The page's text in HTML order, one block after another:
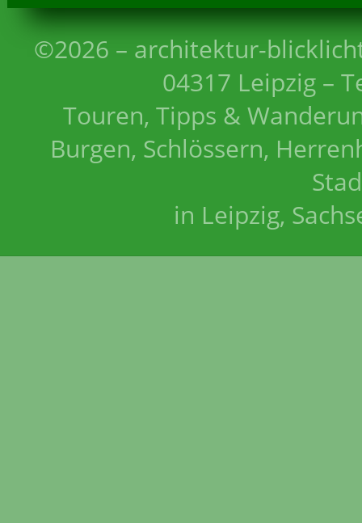
©2026 – architektur-
04317 Leipzig –
Touren, Tipps &
Burgen, Schlössern,
in Leipzig,